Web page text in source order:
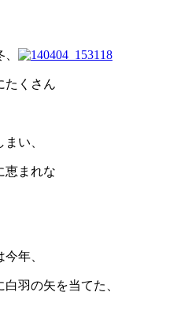
たくさん
い、
恵まれな
年、
羽の矢を当てた、